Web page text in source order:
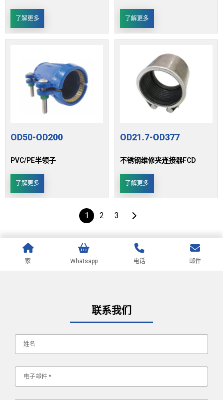
了解更多 了解更多
OD50-OD200
PVC/PE半领子
了解更多
OD21.7-OD377
不锈钢维修夹连接器FCD
了解更多
1 2 3
家 Whatsapp 电话 邮件
联系我们